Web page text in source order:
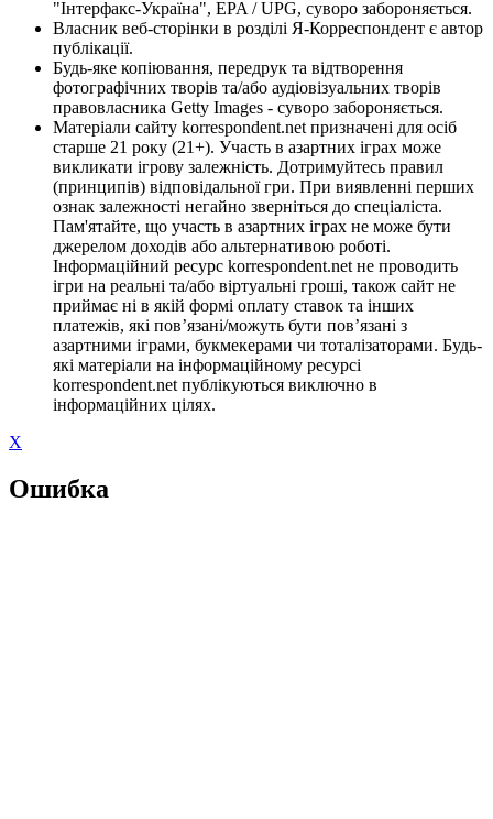
"Інтерфакс-Україна", EPA / UPG, суворо забороняється.
Власник веб-сторінки в розділі Я-Корреспондент є автор
публікації.
Будь-яке копіювання, передрук та відтворення
фотографічних творів та/або аудіовізуальних творів
правовласника Getty Images - суворо забороняється.
Матеріали сайту korrespondent.net призначені для осіб
старше 21 року (21+). Участь в азартних іграх може
викликати ігрову залежність. Дотримуйтесь правил
(принципів) відповідальної гри. При виявленні перших
ознак залежності негайно зверніться до спеціаліста.
Пам'ятайте, що участь в азартних іграх не може бути
джерелом доходів або альтернативою роботі.
Інформаційний ресурс korrespondent.net не проводить
ігри на реальні та/або віртуальні гроші, також сайт не
приймає ні в якій формі оплату ставок та інших
платежів, які пов’язані/можуть бути пов’язані з
азартними іграми, букмекерами чи тоталізаторами. Будь-
які матеріали на інформаційному ресурсі
korrespondent.net публікуються виключно в
інформаційних цілях.
X
Ошибка